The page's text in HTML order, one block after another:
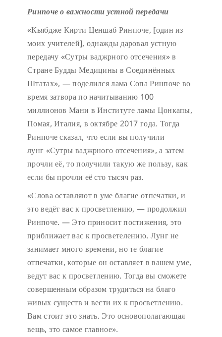
Ринпоче о важности устной передачи
«Кьябдже Кирти Ценшаб Ринпоче, [один из
моих учителей], однажды даровал устную
передачу «Сутры ваджрного отсечения» в
Стране Будды Медицины в Соединённых
Штатах», — поделился лама Сопа Ринпоче во
время затвора по начитыванию 100
миллионов Мани в Институте ламы Цонкапы,
Помая, Италия, в октябре 2017 года. Тогда
Ринпоче сказал, что если вы получили
лунг «Сутры ваджрного отсечения», а затем
прочли её, то получили такую же пользу, как
если бы прочли её сто тысяч раз.
«Слова оставляют в уме благие отпечатки, и
это ведёт вас к просветлению, — продолжил
Ринпоче. — Это приносит постижения, это
приближает вас к просветелению. Лунг не
занимает много времени, но те благие
отпечатки, которые он оставляет в вашем уме,
ведут вас к просветлению. Тогда вы сможете
совершенным образом трудиться на благо
живых существ и вести их к просветлению.
Вам стоит это знать. Это основополагающая
вещь, это самое главное».